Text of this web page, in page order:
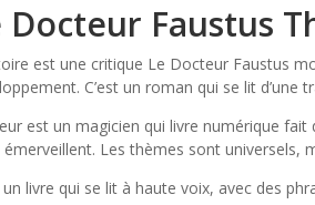
Docteur Faustus
est une critique Le Docteur Faustus
C’est un roman qui se lit
est un magicien qui livre numérique
émerveillent. Les thèmes sont universels,
un livre qui se lit à haute voix, avec des